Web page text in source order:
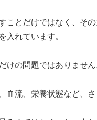
ことだけではなく、そ
れています。
けの問題ではありません
血流、栄養状態など、